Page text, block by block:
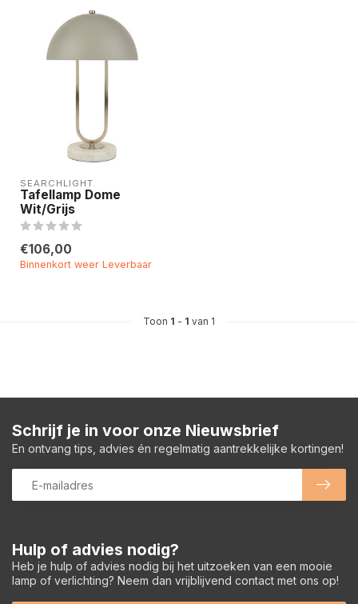
SEARCHLIGHT
Tafellamp Dome
Wit/Grijs
€106,00
Binnenkort weer Leverbaar
Toon 1 - 1 van 1
Hulp of advies nodig?
Heb je hulp of advies nodig bij het uitzoeken van een mooie
lamp of verlichting? Neem dan vrijblijvend contact met ons op!
Schrijf je in voor onze Nieuwsbrief
En ontvang tips, advies én regelmatig aantrekkelijke kortingen!